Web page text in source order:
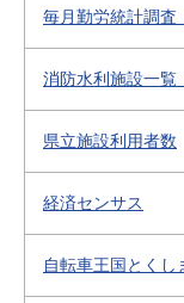
毎月勤労統計調査
消防水利施設一覧
県立施設利用者数
経済センサス
自転車王国とくし